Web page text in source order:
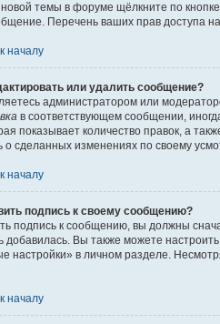
темы в форуме щёлкните по
Перечень ваших прав доступа
началу
или удалить сообщение?
администратором или
в соответствующем сообщении,
показывает количество правок, а
о сделанных изменениях по своему
началу
подпись к своему сообщению?
подпись к сообщению, вы должны
добавилась. Вы также можете
настройки» в личном разделе.
началу